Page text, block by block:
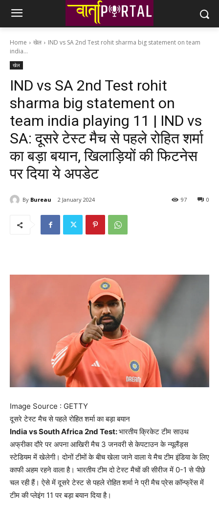
Home खेल
IND vs SA 2nd Test rohit sharma big statement on team
india...
खेल
IND vs SA 2nd Test rohit
sharma big statement on
team india playing 11 | IND vs
SA: दूसरे टेस्ट मैच से पहले रोहित शर्मा
का बड़ा बयान, खिलाड़ियों की फिटनेस
पर दिया ये अपडेट
By Bureau 2 January 2024 0
97
Image Source : GETTY
दूसरे टेस्ट मैच से पहले रोहित शर्मा का बड़ा बयान
India vs South Africa 2nd Test:भारतीय क्रिकेट टीम साउथ
अफ्रीका दौरे पर अपना आखिरी मैच 3 जनवरी से केपटाउन के न्यूलैंड्स
स्टेडियम में खेलेगी। दोनों टीमों के बीच खेला जाने वाला ये मैच टीम इंडिया के लिए
काफी अहम रहने वाला है। भारतीय टीम दो टेस्ट मैचों की सीरीज में 0-1 से पीछे
चल रही हैं। ऐसे में दूसरे टेस्ट से पहले रोहित शर्मा ने प्री मैच प्रेस कॉन्फ्रेंस में
टीम की प्लेइंग 11 पर बड़ा बयान दिया है।